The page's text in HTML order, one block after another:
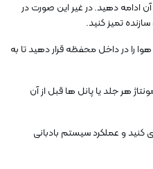
ادامه دهید. در غیر این صورت در
تمیز کنید.
را در داخل محفظه قرار دهید تا به
هر جلد یا پانل ها قبل از آن
کنید و عملکرد سیستم بادبانی